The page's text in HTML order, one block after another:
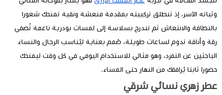
وثباته الآسر، إذ تنطلق تركيبته بمقدمة منعشة ونقية تمنحك شعورا
بالنظافة والانتعاش ثم تندرج بسلاسة إلى لمسات بودرية ناعمة تُضفي
رقة وأناقة تدوم لساعات طويلة، صُمم بعناية ليُناسب الرجال والنساء
الباحثين عن التفرد، وهو مثالي للاستخدام اليومي في كل وقت ليمنحك
حضورا ثابتا يُرافقك من النهار حتى المساء.
عطر زهري نسائي شرقي